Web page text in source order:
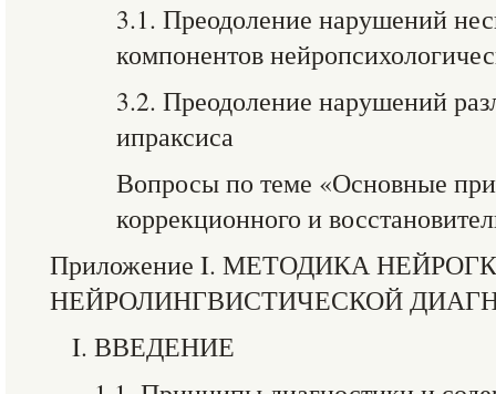
3.1. Преодоление нарушений
компонентов
3.2. Преодоление нарушений
ипраксиса
Вопросы по теме «Основные
коррекционного и
Приложение I. МЕТОДИКА
НЕЙРОЛИНГВИСТИЧЕСКОЙ
I. ВВЕДЕНИЕ